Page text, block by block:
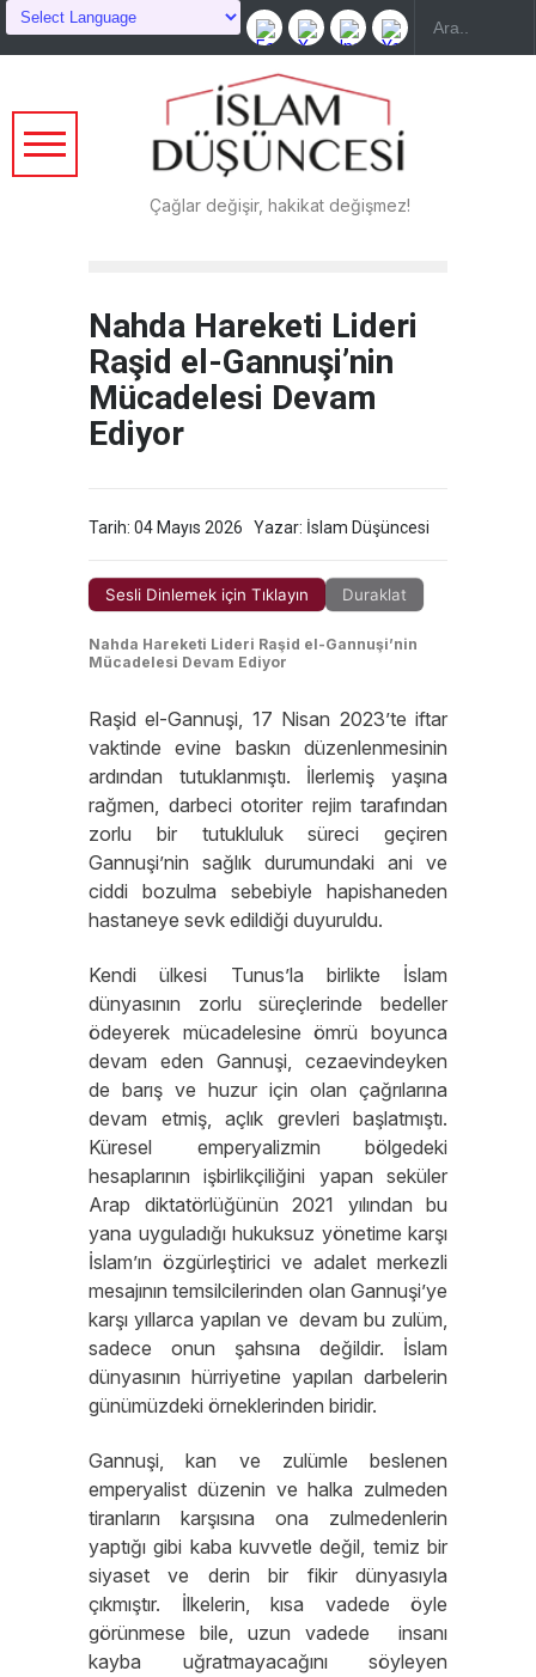
Çağlar değişir, hakikat değişmez!
Nahda Hareketi Lideri
Raşid el-Gannuşi’nin
Mücadelesi Devam
Ediyor
Tarih: 04 Mayıs 2026 Yazar: İslam Düşüncesi
Sesli Dinlemek için Tıklayın Duraklat
Nahda Hareketi Lideri Raşid el-Gannuşi’nin
Mücadelesi Devam Ediyor
Raşid el-Gannuşi, 17 Nisan 2023’te iftar
vaktinde evine baskın düzenlenmesinin
ardından tutuklanmıştı. İlerlemiş yaşına
rağmen, darbeci otoriter rejim tarafından
zorlu bir tutukluluk süreci geçiren
Gannuşi’nin sağlık durumundaki ani ve
ciddi bozulma sebebiyle hapishaneden
hastaneye sevk edildiği duyuruldu.
Kendi ülkesi Tunus’la birlikte İslam
dünyasının zorlu süreçlerinde bedeller
ödeyerek mücadelesine ömrü boyunca
devam eden Gannuşi, cezaevindeyken
de barış ve huzur için olan çağrılarına
devam etmiş, açlık grevleri başlatmıştı.
Küresel emperyalizmin bölgedeki
hesaplarının işbirlikçiliğini yapan seküler
Arap diktatörlüğünün 2021 yılından bu
yana uyguladığı hukuksuz yönetime karşı
İslam’ın özgürleştirici ve adalet merkezli
mesajının temsilcilerinden olan Gannuşi’ye
karşı yıllarca yapılan ve devam bu zulüm,
sadece onun şahsına değildir. İslam
dünyasının hürriyetine yapılan darbelerin
günümüzdeki örneklerinden biridir.
Gannuşi, kan ve zulümle beslenen
emperyalist düzenin ve halka zulmeden
tiranların karşısına ona zulmedenlerin
yaptığı gibi kaba kuvvetle değil, temiz bir
siyaset ve derin bir fikir dünyasıyla
çıkmıştır. İlkelerin, kısa vadede öyle
görünmese bile, uzun vadede insanı
kayba uğratmayacağını söyleyen